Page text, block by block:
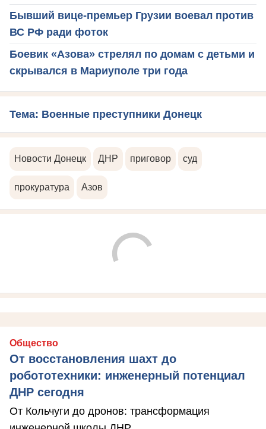
Бывший вице-премьер Грузии воевал против
ВС РФ ради фоток
Боевик «Азова» стрелял по домам с детьми и
скрывался в Мариуполе три года
Тема: Военные преступники Донецк
Новости Донецк ДНР приговор суд
прокуратура Азов
Общество
От восстановления шахт до
робототехники: инженерный потенциал
ДНР сегодня
От Кольчуги до дронов: трансформация